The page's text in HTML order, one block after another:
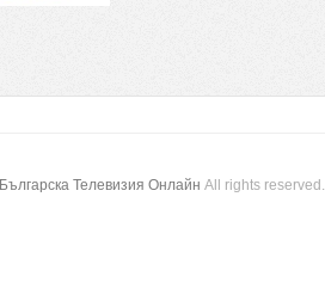
Българска Телевизия Онлайн All rights reserved.